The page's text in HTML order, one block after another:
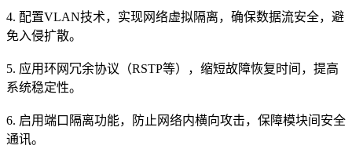
4. 配置VLAN技术，实现网络虚拟隔离，确保数据流安全，避
免入侵扩散。
5. 应用环网冗余协议（RSTP等），缩短故障恢复时间，提高
系统稳定性。
6. 启用端口隔离功能，防止网络内横向攻击，保障模块间安全
通讯。